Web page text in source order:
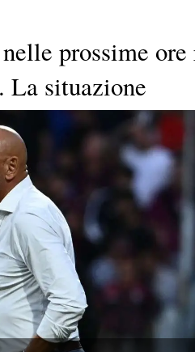
prossime
situazione